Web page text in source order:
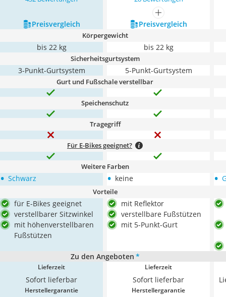
mehr anzeigen
Preis­vergleich
Preis­vergleich
Körpergewicht
bis 22 kg bis 22 kg
Sicherheitsgurtsystem
3-Punkt-Gurtsystem 5-Punkt-Gurtsystem
Gurt und Fußschale verstellbar
Speichenschutz
Tragegriff
Für E-Bikes geeignet?
Weitere Farben
• Schwarz • keine •
Vorteile
für E-Bikes geeignet
verstellbarer Sitzwinkel
mit höhenverstellbaren
Fußstützen
mit Reflektor
verstellbare Fußstützen
mit 5-Punkt-Gurt
Zu den Angeboten *
Lieferzeit
Sofort lieferbar
Lieferzeit
Sofort lieferbar
Herstellergarantie Herstellergarantie